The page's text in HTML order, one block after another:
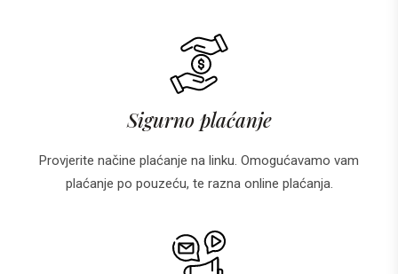
Sigurno plaćanje
Provjerite načine plaćanje na linku. Omogućavamo vam
plaćanje po pouzeću, te razna online plaćanja.